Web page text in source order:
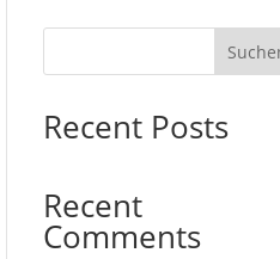
Recent Posts
Recent
Comments